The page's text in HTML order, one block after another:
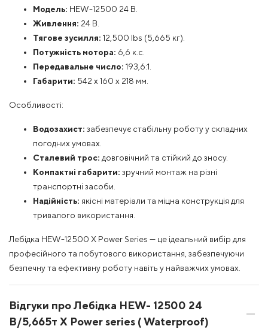
Модель: HEW-12500 24 В.
Живлення: 24 В.
Тягове зусилля: 12,500 lbs (5,665 кг).
Потужність мотора: 6,6 к.с.
Передавальне число: 193,6:1.
Габарити: 542 х 160 х 218 мм.
Особливості:
Водозахист: забезпечує стабільну роботу у складних
погодних умовах.
Сталевий трос: довговічний та стійкий до зносу.
Компактні габарити: зручний монтаж на різні
транспортні засоби.
Надійність: якісні матеріали та міцна конструкція для
тривалого використання.
Лебідка HEW-12500 X Power Series — це ідеальний вибір для
професійного та побутового використання, забезпечуючи
безпечну та ефективну роботу навіть у найважчих умовах.
Відгуки про Лебідка HEW- 12500 24
В/5,665т X Power series ( Waterproof)